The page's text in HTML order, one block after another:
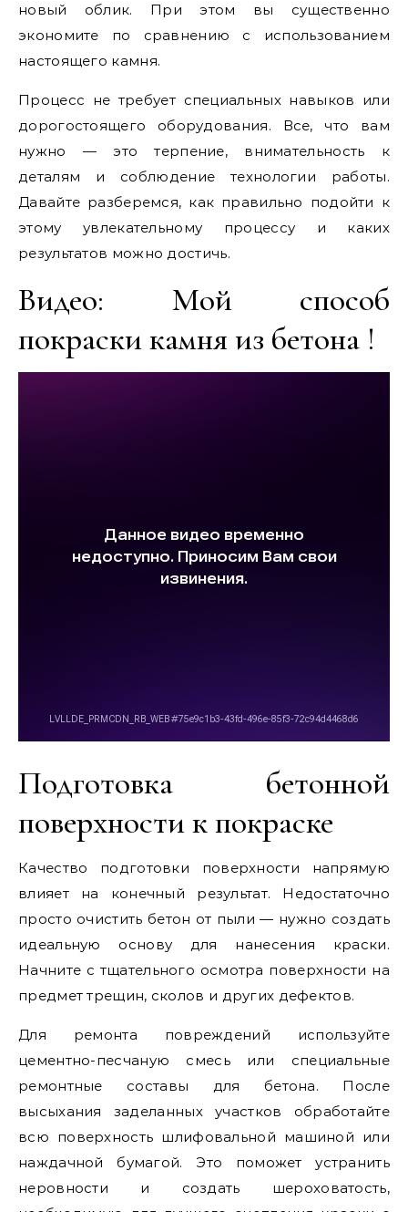
новый облик. При этом вы существенно
экономите по сравнению с использованием
настоящего камня.
Процесс не требует специальных навыков или
дорогостоящего оборудования. Все, что вам
нужно — это терпение, внимательность к
деталям и соблюдение технологии работы.
Давайте разберемся, как правильно подойти к
этому увлекательному процессу и каких
результатов можно достичь.
Видео: Мой способ
покраски камня из бетона !
Подготовка бетонной
поверхности к покраске
Качество подготовки поверхности напрямую
влияет на конечный результат. Недостаточно
просто очистить бетон от пыли — нужно создать
идеальную основу для нанесения краски.
Начните с тщательного осмотра поверхности на
предмет трещин, сколов и других дефектов.
Для ремонта повреждений используйте
цементно-песчаную смесь или специальные
ремонтные составы для бетона. После
высыхания заделанных участков обработайте
всю поверхность шлифовальной машиной или
наждачной бумагой. Это поможет устранить
неровности и создать шероховатость,